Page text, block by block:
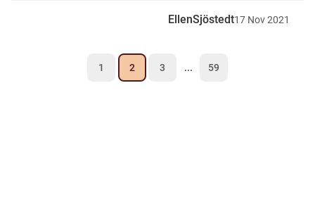
EllenSjöstedt17 Nov2021
1 2 3 ... 59